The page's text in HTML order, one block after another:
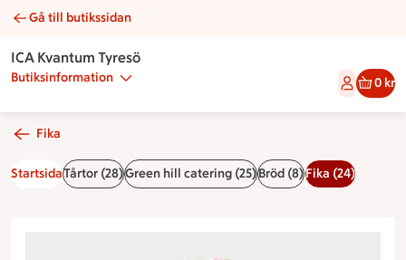
Smarties- party donut | Catering ICA Kvantum Tyresö
Gå till butikssidan
ICA Kvantum Tyresö
Butiksinformation 0 kr
Fika
StartsidaTårtor (28)Green hill catering (25)Bröd (8)Fika (24)